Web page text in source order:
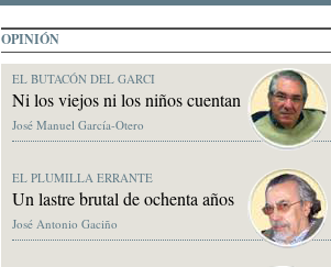
OPINIÓN
EL BUTACÓN DEL GARCI
Ni los viejos ni los niños cuentan
José Manuel García-Otero
EL PLUMILLA ERRANTE
Un lastre brutal de ochenta años
José Antonio Gaciño